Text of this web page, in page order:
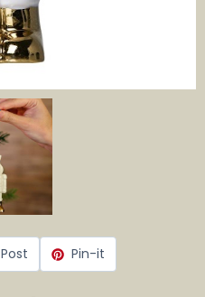
Post Pin-it